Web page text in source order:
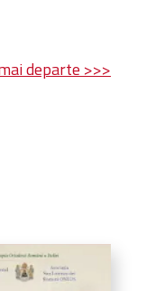
departe >>>